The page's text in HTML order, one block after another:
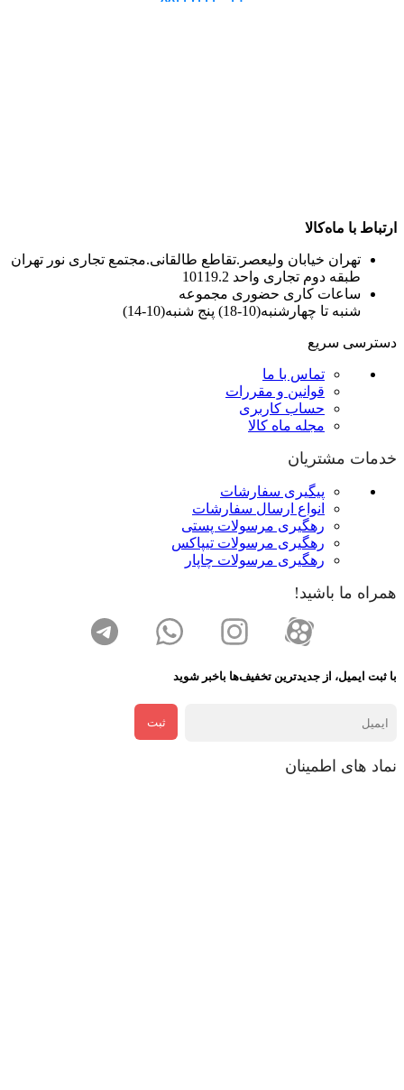
ارتباط با ماه‌کالا
تهران خیابان ولیعصر.تقاطع طالقانی.مجتمع تجاری نور تهران
طبقه دوم تجاری واحد 10119.2
ساعات کاری حضوری مجموعه
شنبه تا چهارشنبه(10-18) پنج شنبه(10-14)
دسترسی سریع
تماس با ما
قوانین و مقررات
حساب کاربری
مجله ماه کالا
خدمات مشتریان
پیگیری سفارشات
انواع ارسال سفارشات
رهگیری مرسولات پستی
رهگیری مرسولات تیپاکس
رهگیری مرسولات چاپار
همراه ما باشید!
با ثبت ایمیل، از جدید‌ترین تخفیف‌ها با‌خبر شوید
ثبت
نماد های اطمینان